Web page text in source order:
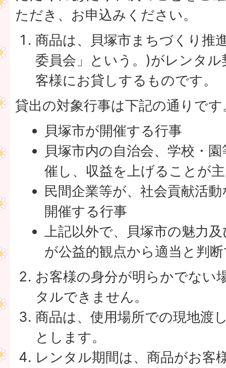
ただき、お申込みください。
商品は、貝塚市まちづくり推
委員会」という。)がレンタ
客様にお貸しするものです。
貸出の対象行事は下記の通りです
貝塚市が開催する行事
貝塚市内の自治会、学校・
催し、収益を上げることが
民間企業等が、社会貢献活
開催する行事
上記以外で、貝塚市の魅力
が公益的観点から適当と判
お客様の身分が明らかでない
タルできません。
商品は、使用場所での現地渡
とします。
レンタル期間は、商品がお客